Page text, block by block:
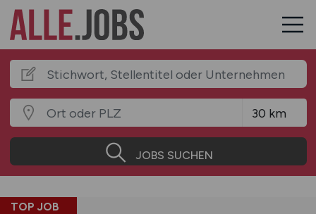
JOBS SUCHEN
TOP JOB